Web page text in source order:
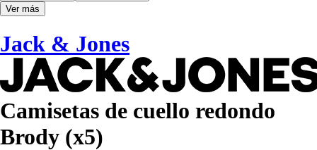
Ver más
Jack & Jones
Camisetas de cuello redondo
Brody (x5)